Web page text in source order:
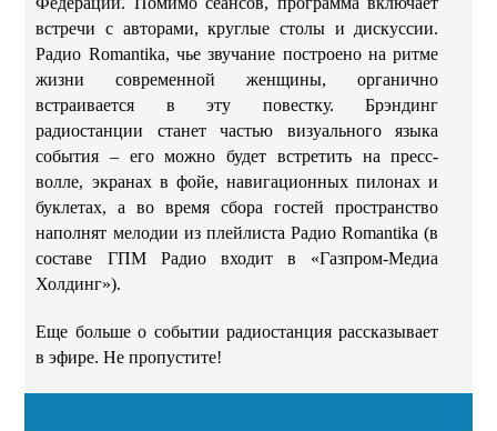
встречи с авторами, круглые столы и дискуссии.
Радио Romantika, чье звучание построено на ритме
жизни современной женщины, органично
встраивается в эту повестку. Брэндинг
радиостанции станет частью визуального языка
события – его можно будет встретить на пресс-
волле, экранах в фойе, навигационных пилонах и
буклетах, а во время сбора гостей пространство
наполнят мелодии из плейлиста Радио Romantika (в
составе ГПМ Радио входит в «Газпром-Медиа
Холдинг»).
Еще больше о событии радиостанция рассказывает
в эфире. Не пропустите!